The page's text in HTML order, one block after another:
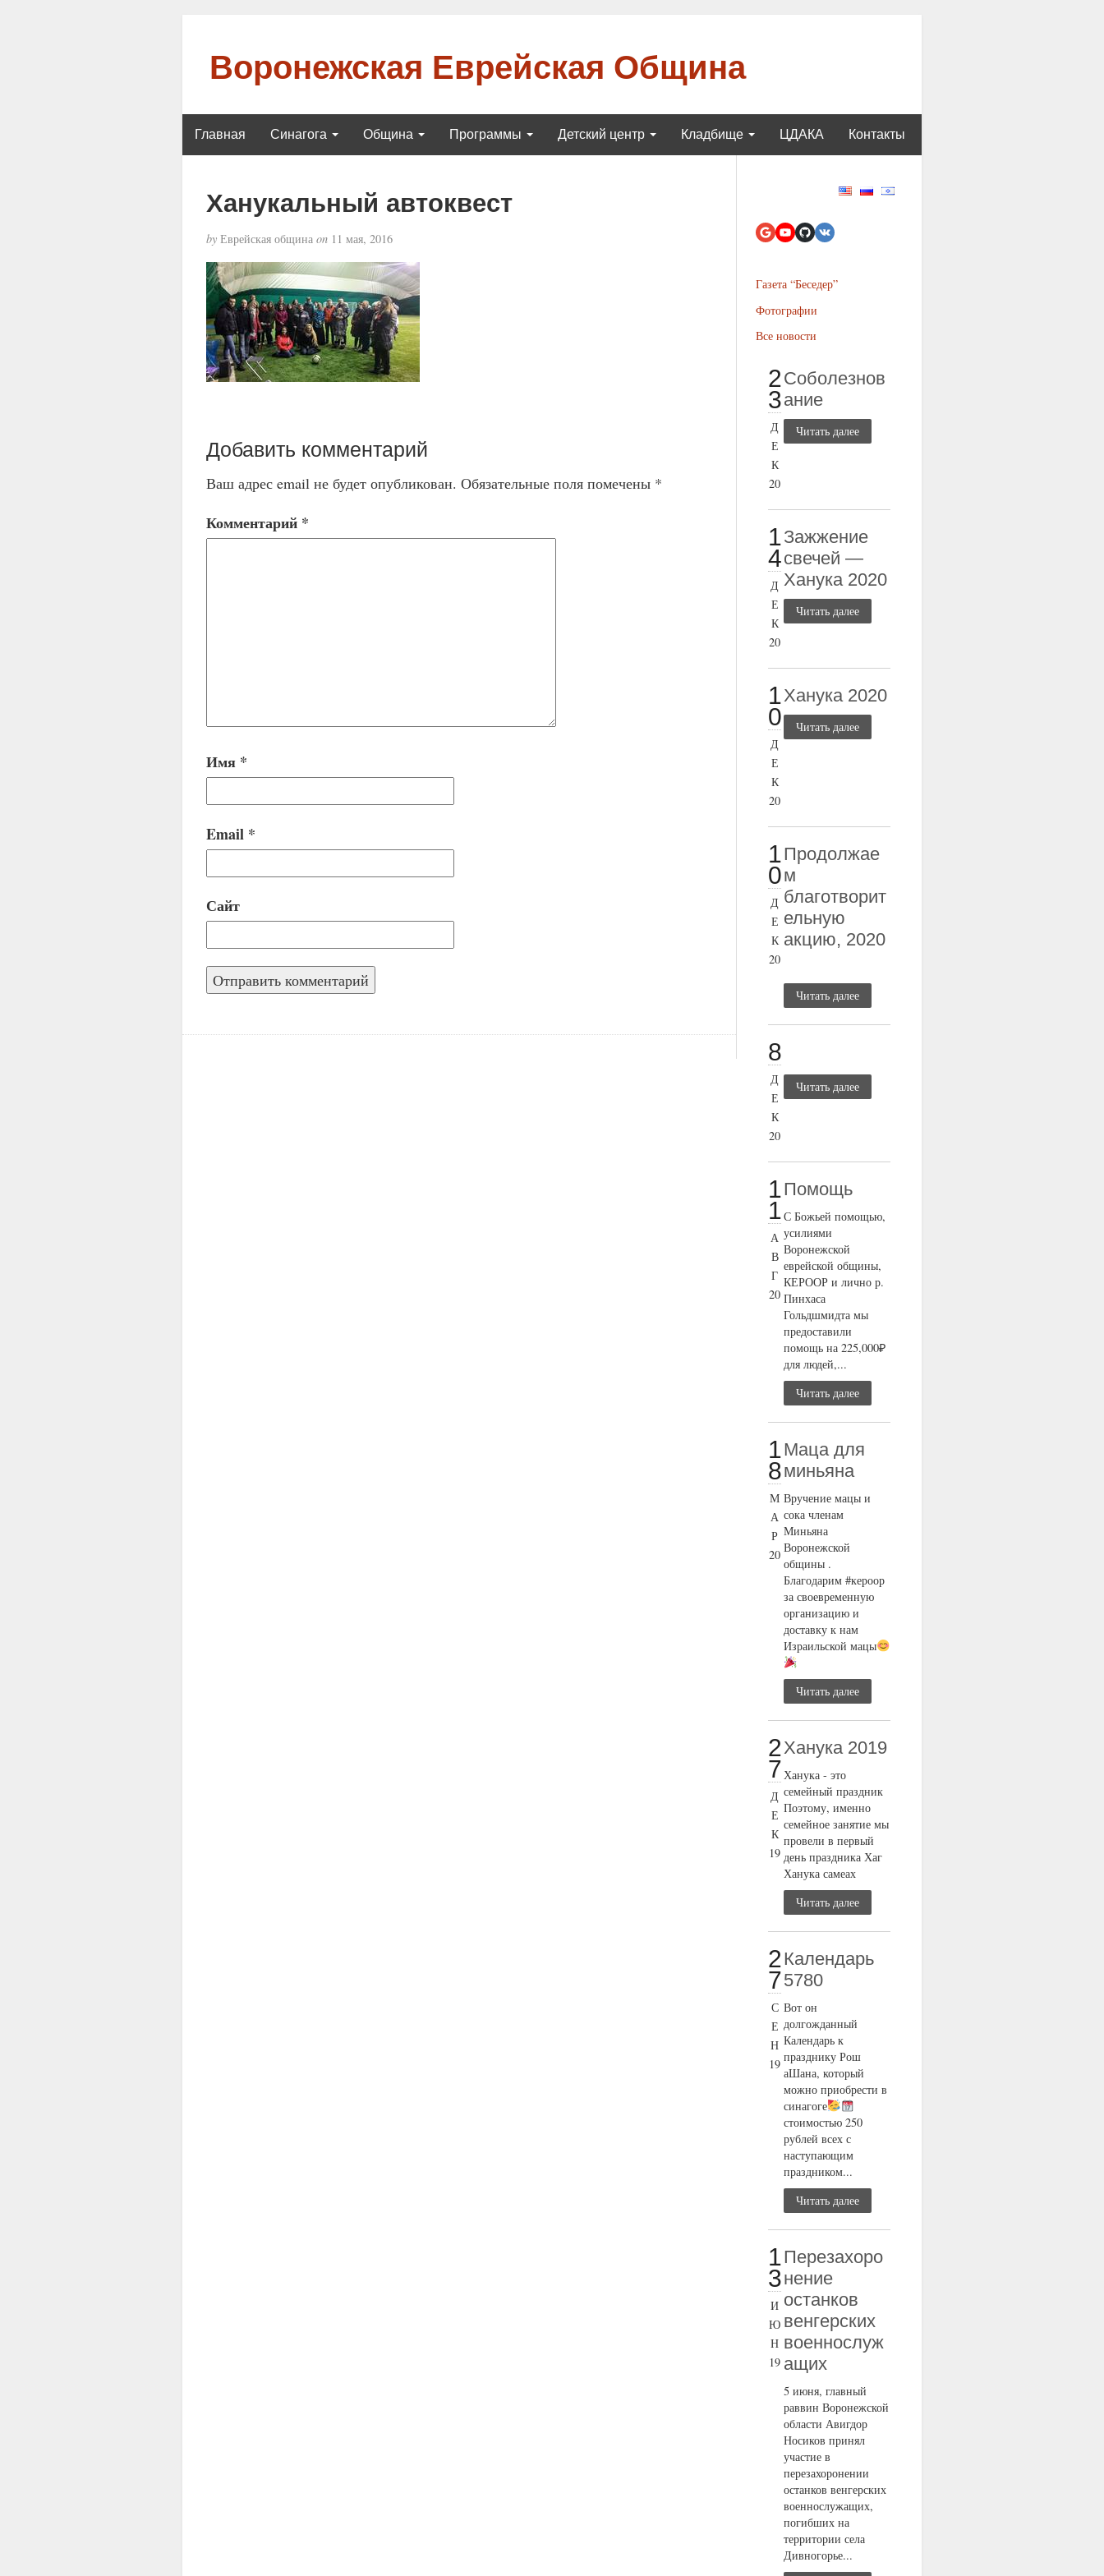
Воронежская Еврейская Община
Главная Синагога Община Программы Детский центр Кладбище ЦДАКА Контакты
Ханукальный автоквест
byЕврейская община on11 мая, 2016
Добавить комментарий
Ваш адрес email не будет опубликован. Обязательные поля помечены *
Комментарий *
Имя *
Email *
Сайт
Газета “Беседер”
Фотографии
Все новости
2
3
Д
Е
К
20
Соболезнов
ание
Читать далее
1
4
Д
Е
К
20
Зажжение
свечей —
Ханука 2020
Читать далее
1
0
Д
Е
К
20
Ханука 2020
Читать далее
1
0
Д
Е
К
20
Продолжае
м
благотворит
ельную
акцию, 2020
Читать далее
8
Д
Е
К
20
Читать далее
1
1
А
В
Г
20
Помощь
С Божьей помощью,
усилиями
Воронежской
еврейской общины,
КЕРООР и лично р.
Пинхаса
Гольдшмидта мы
предоставили
помощь на 225,000₽
для людей,...
Читать далее
1
8
М
А
Р
20
Маца для
миньяна
Вручение мацы и
сока членам
Миньяна
Воронежской
общины .
Благодарим #кероор
за своевременную
организацию и
доставку к нам
Израильской мацы
Читать далее
2
7
Д
Е
К
19
Ханука 2019
Ханука - это
семейный праздник
Поэтому, именно
семейное занятие мы
провели в первый
день праздника Хаг
Ханука самеах
Читать далее
2
7
С
Е
Н
19
Календарь
5780
Вот он
долгожданный
Календарь к
празднику Рош
аШана, который
можно приобрести в
синагоге
стоимостью 250
рублей всех с
наступающим
праздником...
Читать далее
1
3
И
Ю
Н
19
Перезахоро
нение
останков
венгерских
военнослуж
ащих
5 июня, главный
раввин Воронежской
области Авигдор
Носиков принял
участие в
перезахоронении
останков венгерских
военнослужащих,
погибших на
территории села
Дивногорье...